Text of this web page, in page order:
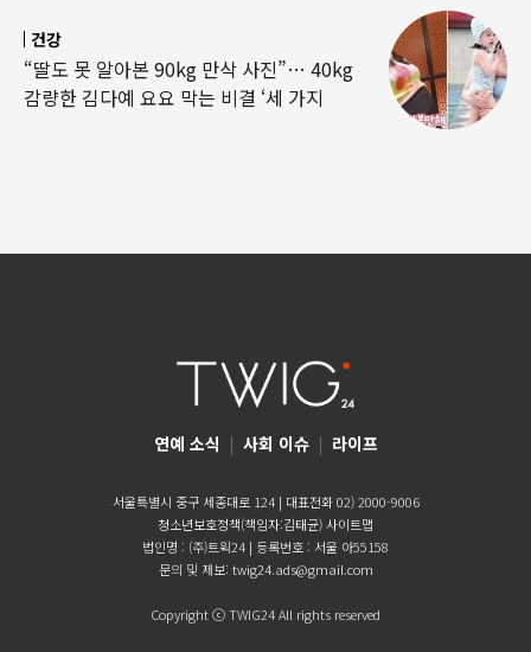
건강
“딸도 못 알아본 90kg 만삭 사진”… 40kg
감량한 김다예 요요 막는 비결 ‘세 가지
연예 소식 | 사회 이슈 | 라이프
서울특별시 중구 세종대로 124 | 대표전화 02) 2000-9006
청소년보호정책(책임자:김태균)사이트맵
법인명 : (주)트윅24 | 등록번호 : 서울 아55158
문의 및 제보: twig24.ads@gmail.com
Copyright ⓒ TWIG24 All rights reserved